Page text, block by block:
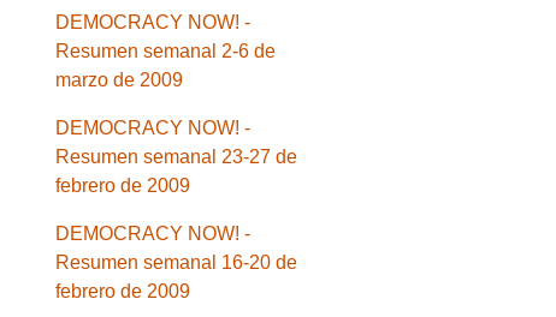
DEMOCRACY NOW! -
Resumen semanal 2-6 de
marzo de 2009
DEMOCRACY NOW! -
Resumen semanal 23-27 de
febrero de 2009
DEMOCRACY NOW! -
Resumen semanal 16-20 de
febrero de 2009